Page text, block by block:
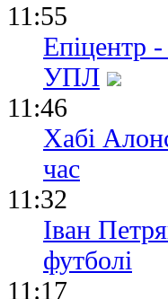
11:55
Епіцентр
УПЛ
11:46
Хабі
час
11:32
Іван
футболі
11:17